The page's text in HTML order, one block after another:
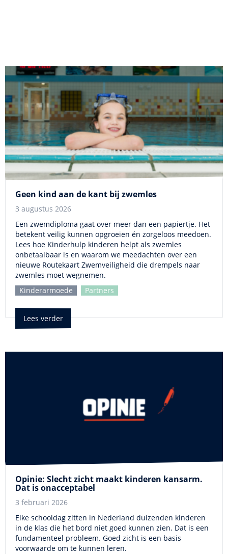
Geen kind aan de kant bij zwemles
3 augustus 2026
Een zwemdiploma gaat over meer dan een papiertje. Het
betekent veilig kunnen opgroeien én zorgeloos meedoen.
Lees hoe Kinderhulp kinderen helpt als zwemles
onbetaalbaar is en waarom we meedachten over een
nieuwe Routekaart Zwemveiligheid die drempels naar
zwemles moet wegnemen.
Kinderarmoede
Partners
Lees verder
Opinie: Slecht zicht maakt kinderen kansarm.
Dat is onacceptabel
3 februari 2026
Elke schooldag zitten in Nederland duizenden kinderen
in de klas die het bord niet goed kunnen zien. Dat is een
fundamenteel probleem. Goed zicht is een basis
voorwaarde om te kunnen leren.